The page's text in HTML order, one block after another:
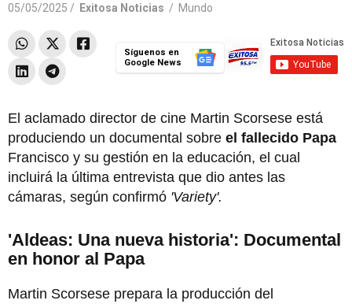
05/05/2025 / Exitosa Noticias / Mundo
Síguenos en
Google News
El aclamado director de cine Martin Scorsese está
produciendo un documental sobre el fallecido Papa
Francisco y su gestión en la educación, el cual
incluirá la última entrevista que dio antes las
cámaras, según confirmó 'Variety'.
'Aldeas: Una nueva historia': Documental
en honor al Papa
Martin Scorsese prepara la producción del